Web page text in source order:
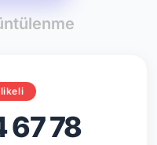
67 78